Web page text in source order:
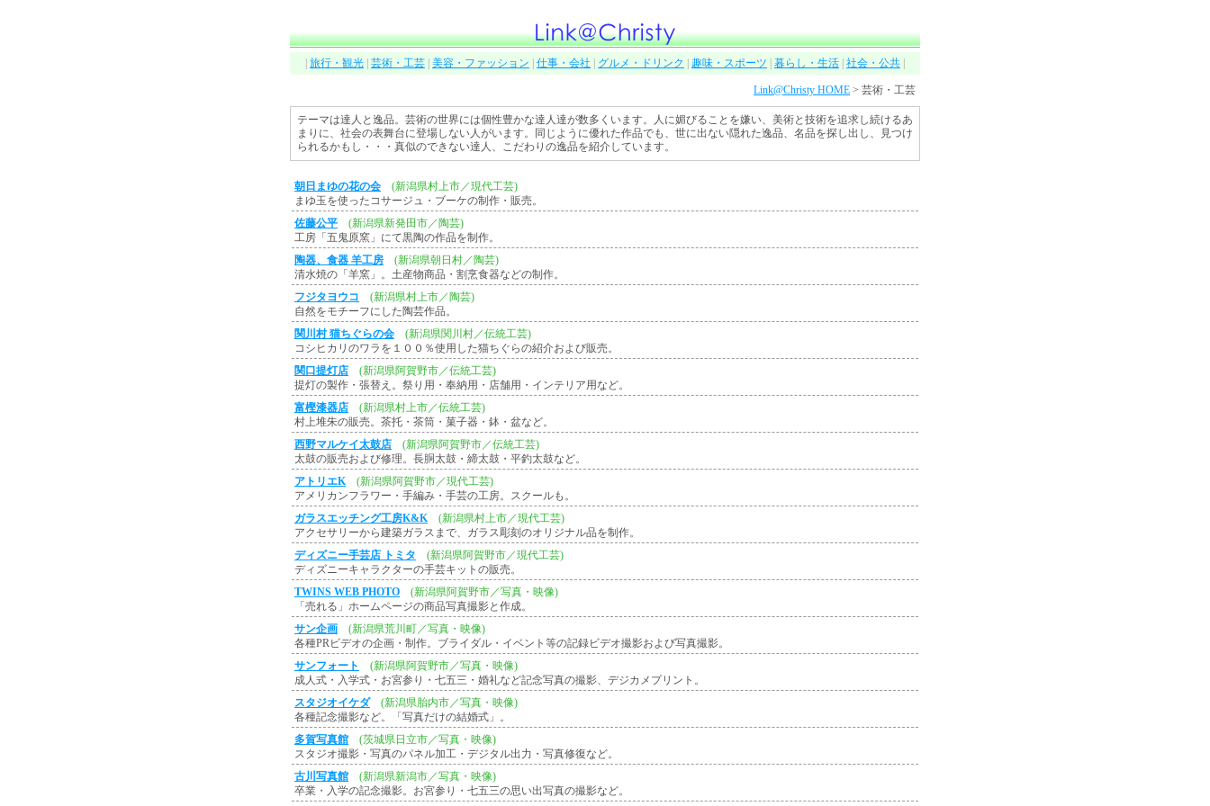
旅行・観光 芸術・工芸 美容・ファッション 仕事・会社 グルメ・ドリンク 趣味・スポーツ 暮らし・生活 社会・公共
Link@Christy HOME > 芸術・工芸
テーマは達人と逸品。芸術の世界には個性豊かな達人達が数多くいます。人に媚びることを嫌い、美術と技術を追求し続けるあ
まりに、社会の表舞台に登場しない人がいます。同じように優れた作品でも、世に出ない隠れた逸品、名品を探し出し、見つけ
られるかもし・・・真似のできない達人、こだわりの逸品を紹介しています。
朝日まゆの花の会
(新潟県村上市／現代工芸)
まゆ玉を使ったコサージュ・ブーケの制作・販売。
佐藤公平
(新潟県新発田市／陶芸)
工房「五鬼原窯」にて黒陶の作品を制作。
陶器、食器 羊工房
(新潟県朝日村／陶芸)
清水焼の「羊窯」。土産物商品・割烹食器などの制作。
フジタヨウコ
(新潟県村上市／陶芸)
自然をモチーフにした陶芸作品。
関川村 猫ちぐらの会
(新潟県関川村／伝統工芸)
コシヒカリのワラを１００％使用した猫ちぐらの紹介および販売。
関口提灯店
(新潟県阿賀野市／伝統工芸)
提灯の製作・張替え。祭り用・奉納用・店舗用・インテリア用など。
富樫漆器店
(新潟県村上市／伝統工芸)
村上堆朱の販売。茶托・茶筒・菓子器・鉢・盆など。
西野マルケイ太鼓店
(新潟県阿賀野市／伝統工芸)
太鼓の販売および修理。長胴太鼓・締太鼓・平釣太鼓など。
アトリエK
(新潟県阿賀野市／現代工芸)
アメリカンフラワー・手編み・手芸の工房。スクールも。
ガラスエッチング工房K&K
(新潟県村上市／現代工芸)
アクセサリーから建築ガラスまで、ガラス彫刻のオリジナル品を制作。
ディズニー手芸店 トミタ
(新潟県阿賀野市／現代工芸)
ディズニーキャラクターの手芸キットの販売。
TWINS WEB PHOTO
(新潟県阿賀野市／写真・映像)
「売れる」ホームページの商品写真撮影と作成。
サン企画
(新潟県荒川町／写真・映像)
各種PRビデオの企画・制作。ブライダル・イベント等の記録ビデオ撮影および写真撮影。
サンフォート
(新潟県阿賀野市／写真・映像)
成人式・入学式・お宮参り・七五三・婚礼など記念写真の撮影、デジカメプリント。
スタジオイケダ
(新潟県胎内市／写真・映像)
各種記念撮影など。「写真だけの結婚式」。
多賀写真館
(茨城県日立市／写真・映像)
スタジオ撮影・写真のパネル加工・デジタル出力・写真修復など。
古川写真館
(新潟県新潟市／写真・映像)
卒業・入学の記念撮影。お宮参り・七五三の思い出写真の撮影など。